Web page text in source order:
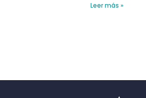
Leer más »